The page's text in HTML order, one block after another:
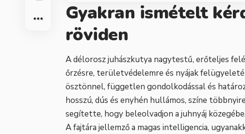
Gyakran ismételt
röviden
A délorosz juhászkutya nagytestű, erőteljes
őrzésre, területvédelemre és nyájak
ösztönnel, független gondolkodással és
hosszú, dús és enyhén hullámos, színe
segítette, hogy beleolvadjon a juhnyáj
A fajtára jellemző a magas intelligencia,